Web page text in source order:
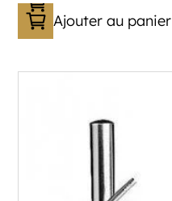
Ajouter au panier